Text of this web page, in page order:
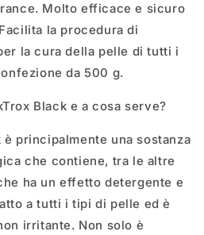
Molto efficace e sicuro
la procedura di
la cura della pelle di tutti i
da 500 g.
Black e a cosa serve?
è principalmente una sostanza
che contiene, tra le altre
ha un effetto detergente e
a tutti i tipi di pelle ed è
irritante. Non solo è